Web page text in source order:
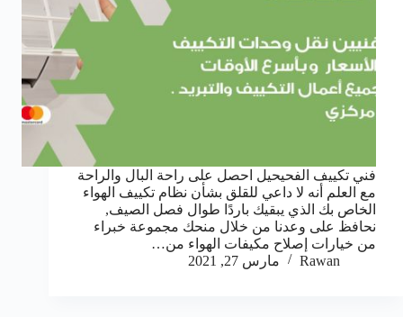
فني تكييف الفحيحيل احصل على راحة البال والراحة
مع العلم أنه لا داعي للقلق بشأن نظام تكييف الهواء
الخاص بك الذي يبقيك باردًا طوال فصل الصيف,
نحافظ على وعدنا من خلال منحك مجموعة خبراء
من خيارات إصلاح مكيفات الهواء من…
Rawan
مارس 27, 2021